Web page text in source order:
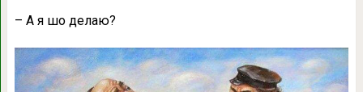
– А я шо делaю?